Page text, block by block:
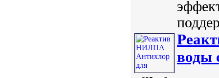
воды